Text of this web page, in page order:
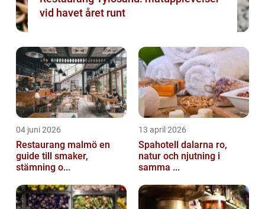
vid havet året runt
04 juni 2026
Restaurang malmö en
guide till smaker,
stämning o...
13 april 2026
Spahotell dalarna ro,
natur och njutning i
samma ...